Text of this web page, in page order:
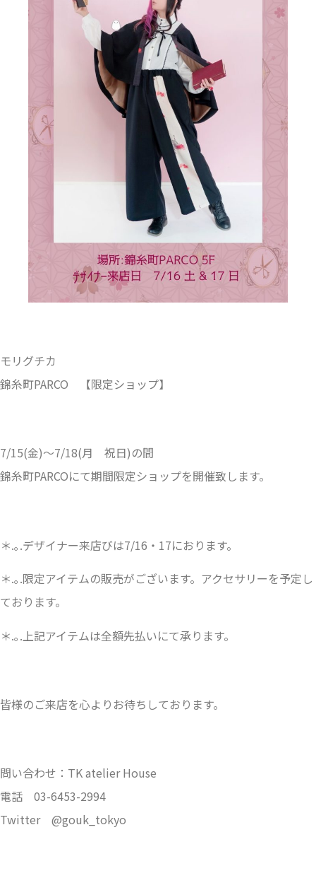
モリグチカ
錦糸町PARCO 【限定ショップ】
7/15(金)〜7/18(月 祝日)の間
錦糸町PARCOにて期間限定ショップを開催致します。
＊.｡.デザイナー来店びは7/16・17におります。
＊.｡.限定アイテムの販売がございます。アクセサリーを予定し
ております。
＊.｡.上記アイテムは全額先払いにて承ります。
皆様のご来店を心よりお待ちしております。
問い合わせ：TK atelier House
電話 03-6453-2994
Twitter @gouk_tokyo